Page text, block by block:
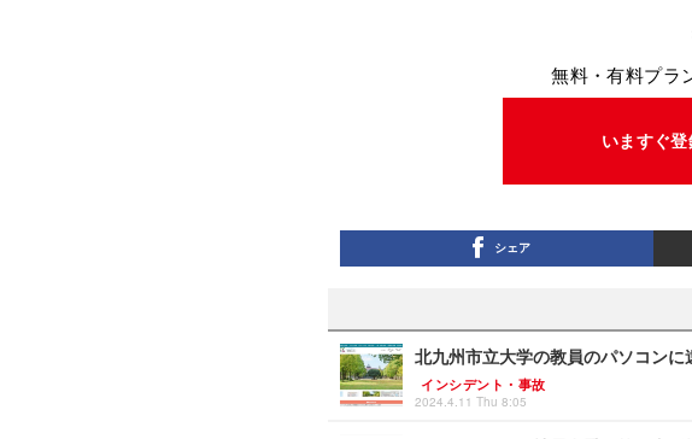
無料・有料プラ
いますぐ登
シェア
北九州市立大学の教員のパソコン
インシデント・事故
2024.4.11 Thu 8:05